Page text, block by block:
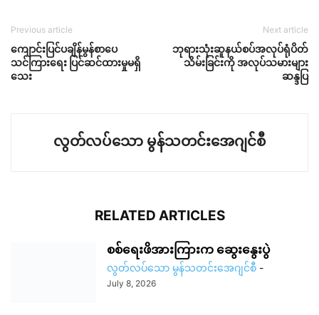
Previous article
ကျောင်းပြင်ပချိန်မွန်စာပေ
သင်ကြားရေး ပြင်ဆင်ထားမှုမရှိ
သေး
Next article
ဘုရားသုံးဆူနယ်စပ်အလုပ်ရုံပိတ်
သိမ်းခြင်းကို အလုပ်သမားများ
ဆန္ဒပြ
လွတ်လပ်သော မွန်သတင်းအေဂျင်စီ
RELATED ARTICLES
စစ်ရေးဖိအားကြားက ဆွေးနွေးပွဲ
လွတ်လပ်သော မွန်သတင်းအေဂျင်စီ -
July 8, 2026